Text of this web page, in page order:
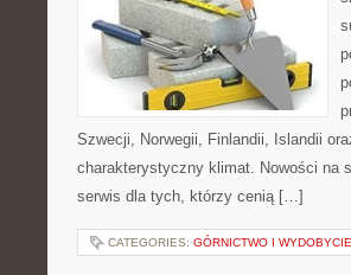
Szwecji, Norwegii, Finlandii, Islandii
charakterystyczny klimat. Nowości na
serwis dla tych, którzy cenią […]
CATEGORIES: GÓRNICTWO I WYDOBYCIE